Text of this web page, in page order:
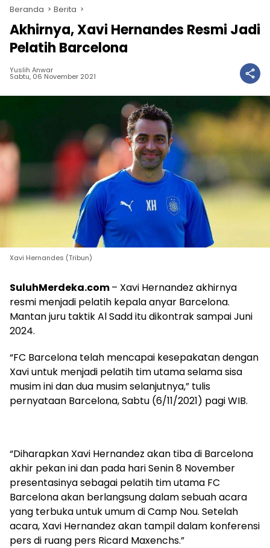
Beranda Berita
Akhirnya, Xavi Hernandes Resmi Jadi
Pelatih Barcelona
Yuslih Anwar
Sabtu, 06 November 2021
Xavi Hernandes (Tribun)
SuluhMerdeka.com– Xavi Hernandez akhirnya
resmi menjadi pelatih kepala anyar Barcelona.
Mantan juru taktik Al Sadd itu dikontrak sampai Juni
2024.
“FC Barcelona telah mencapai kesepakatan dengan
Xavi untuk menjadi pelatih tim utama selama sisa
musim ini dan dua musim selanjutnya,” tulis
pernyataan Barcelona, Sabtu (6/11/2021) pagi WIB.
“Diharapkan Xavi Hernandez akan tiba di Barcelona
akhir pekan ini dan pada hari Senin 8 November
presentasinya sebagai pelatih tim utama FC
Barcelona akan berlangsung dalam sebuah acara
yang terbuka untuk umum di Camp Nou. Setelah
acara, Xavi Hernandez akan tampil dalam konferensi
pers di ruang pers Ricard Maxenchs.”